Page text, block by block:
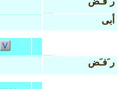
أبى
ر َفـَض